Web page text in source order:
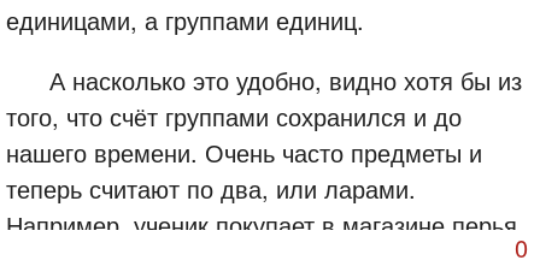
единицами, а группами единиц.
А насколько это удобно, видно хотя бы из
того, что счёт группами сохранился и до
нашего времени. Очень часто предметы и
теперь считают по два, или ларами.
Например, ученик покупает в магазине перья.
0